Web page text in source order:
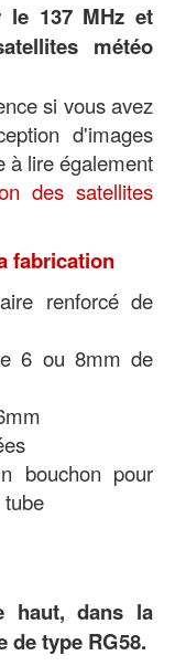
le 137 MHz et
météo
si vous avez
d'images
à lire également
des satellites
fabrication
renforcé de
6 ou 8mm de
bouchon pour
haut, dans la
de type RG58.